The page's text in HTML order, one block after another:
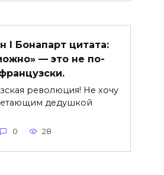
I Бонапарт цитата:
— это не по-
революция! Не хочу
дедушкой
0 28